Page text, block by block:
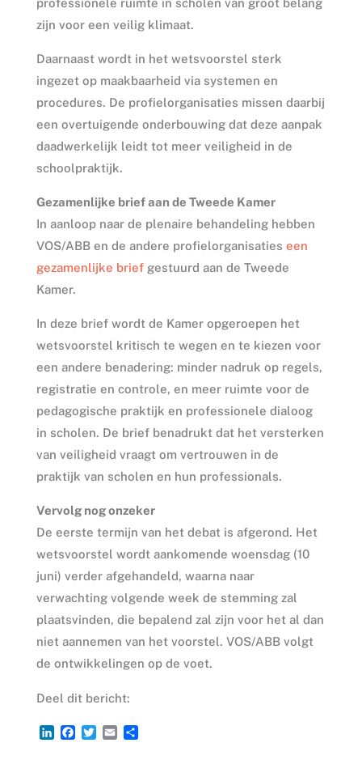
professionele ruimte in scholen van groot belang
zijn voor een veilig klimaat.
Daarnaast wordt in het wetsvoorstel sterk
ingezet op maakbaarheid via systemen en
procedures. De profielorganisaties missen daarbij
een overtuigende onderbouwing dat deze aanpak
daadwerkelijk leidt tot meer veiligheid in de
schoolpraktijk.
Gezamenlijke brief aan de Tweede Kamer
In aanloop naar de plenaire behandeling hebben
VOS/ABB en de andere profielorganisaties een
gezamenlijke brief gestuurd aan de Tweede
Kamer.
In deze brief wordt de Kamer opgeroepen het
wetsvoorstel kritisch te wegen en te kiezen voor
een andere benadering: minder nadruk op regels,
registratie en controle, en meer ruimte voor de
pedagogische praktijk en professionele dialoog
in scholen. De brief benadrukt dat het versterken
van veiligheid vraagt om vertrouwen in de
praktijk van scholen en hun professionals.
Vervolg nog onzeker
De eerste termijn van het debat is afgerond. Het
wetsvoorstel wordt aankomende woensdag (10
juni) verder afgehandeld, waarna naar
verwachting volgende week de stemming zal
plaatsvinden, die bepalend zal zijn voor het al dan
niet aannemen van het voorstel. VOS/ABB volgt
de ontwikkelingen op de voet.
Deel dit bericht:
L
F
T
E
D